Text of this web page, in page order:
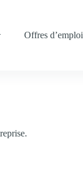
Offres d’emploi